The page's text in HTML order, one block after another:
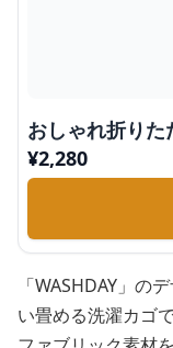
おしゃれ折りた
¥2,280
「WASHDAY」の
い畳める洗濯カゴで